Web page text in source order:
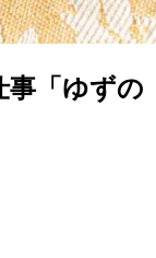
事「ゆずの